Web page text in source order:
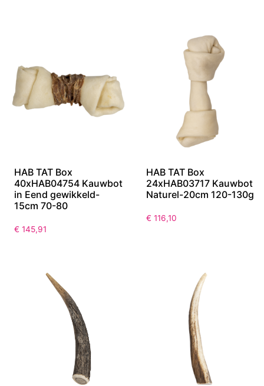
HAB TAT Box
40xHAB04754 Kauwbot
in Eend gewikkeld-
15cm 70-80
€ 145,91
HAB TAT Box
24xHAB03717 Kauwbot
Naturel-20cm 120-130g
€ 116,10